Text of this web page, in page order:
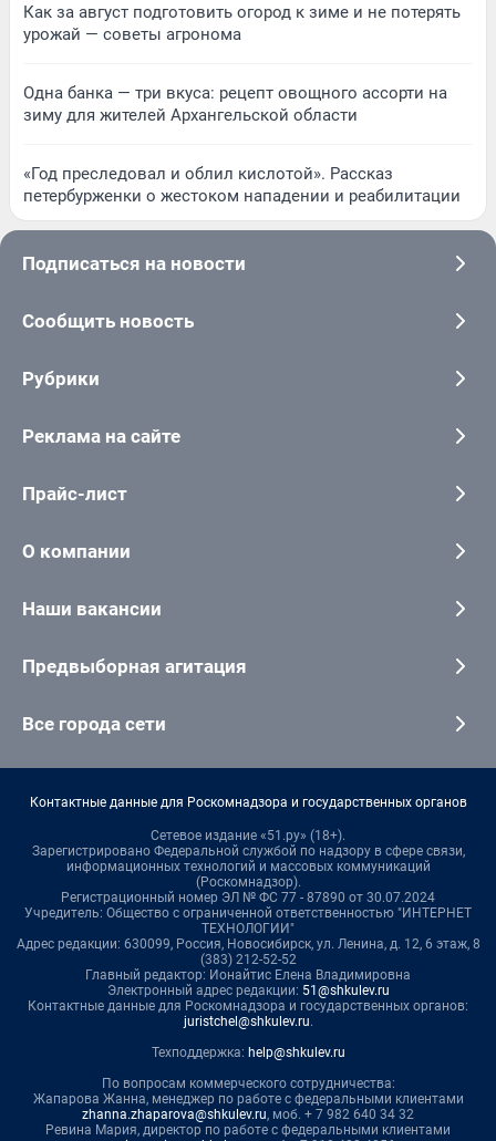
Как за август подготовить огород к зиме и не потерять
урожай — советы агронома
Одна банка — три вкуса: рецепт овощного ассорти на
зиму для жителей Архангельской области
«Год преследовал и облил кислотой». Рассказ
петербурженки о жестоком нападении и реабилитации
Подписаться на новости
Сообщить новость
Рубрики
Реклама на сайте
Прайс-лист
О компании
Наши вакансии
Предвыборная агитация
Все города сети
Контактные данные для Роскомнадзора и государственных органов
Сетевое издание «51.ру» (18+).
Зарегистрировано Федеральной службой по надзору в сфере связи,
информационных технологий и массовых коммуникаций
(Роскомнадзор).
Регистрационный номер ЭЛ № ФС 77 - 87890 от 30.07.2024
Учредитель: Общество с ограниченной ответственностью "ИНТЕРНЕТ
ТЕХНОЛОГИИ"
Адрес редакции: 630099, Россия, Новосибирск, ул. Ленина, д. 12, 6 этаж, 8
(383) 212-52-52
Главный редактор: Ионайтис Елена Владимировна
Электронный адрес редакции: 51@shkulev.ru
Контактные данные для Роскомнадзора и государственных органов:
juristchel@shkulev.ru.
Техподдержка: help@shkulev.ru
По вопросам коммерческого сотрудничества:
Жапарова Жанна, менеджер по работе с федеральными клиентами
zhanna.zhaparova@shkulev.ru, моб. + 7 982 640 34 32
Ревина Мария, директор по работе с федеральными клиентами